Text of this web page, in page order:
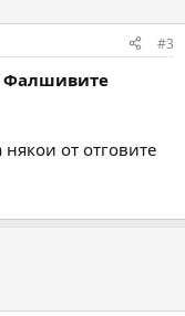
#3
Фалшивите
от отговите